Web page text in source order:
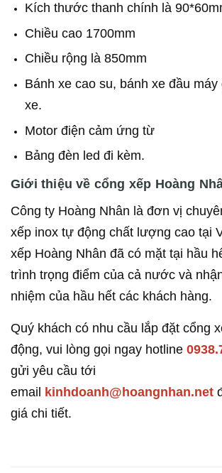
Kích thước thanh chính là
Chiều cao 1700mm
Chiều rộng là 850mm
Bánh xe cao su, bánh xe đầu máy
xe.
Motor điện cảm ứng từ
Bảng đèn led đi kèm.
Giới thiệu về cổng xếp Hoàng
Công ty Hoàng Nhân là đơn vị
xếp inox tự động chất lượng cao tại
xếp Hoàng Nhân đã có mặt tại hầu
trình trọng điểm của cả nước và
nhiệm của hầu hết các khách hàng.
Quý khách có nhu cầu lắp đặt cổng
động, vui lòng gọi ngay hotline
gửi yêu cầu tới
email
kinhdoanh@hoangnhan.net
giá chi tiết.